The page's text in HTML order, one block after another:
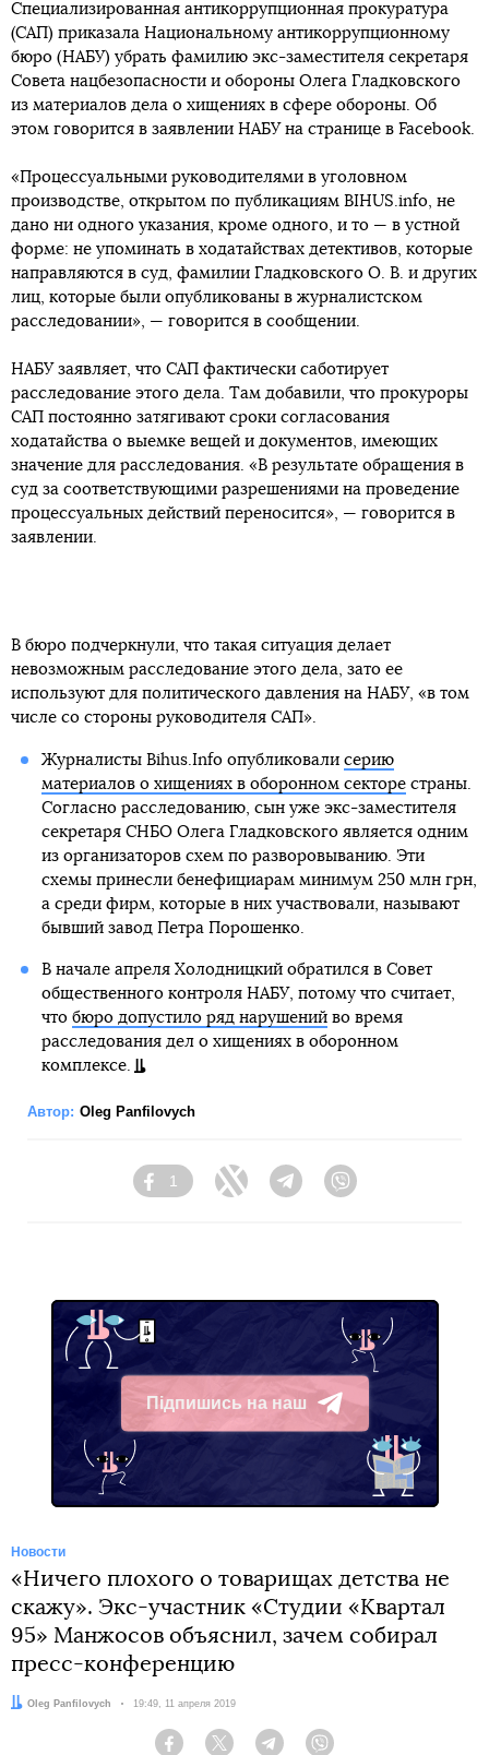
Специализированная антикоррупционная прокуратура
(САП) приказала Национальному антикоррупционному
бюро (НАБУ) убрать фамилию экс-заместителя секретаря
Совета нацбезопасности и обороны Олега Гладковского
из материалов дела о хищениях в сфере обороны. Об
этом говорится в заявлении НАБУ на странице в Facebook.
«Процессуальными руководителями в уголовном
производстве, открытом по публикациям BIHUS.info, не
дано ни одного указания, кроме одного, и то — в устной
форме: не упоминать в ходатайствах детективов, которые
направляются в суд, фамилии Гладковского О. В. и других
лиц, которые были опубликованы в журналистском
расследовании», — говорится в сообщении.
НАБУ заявляет, что САП фактически саботирует
расследование этого дела. Там добавили, что прокуроры
САП постоянно затягивают сроки согласования
ходатайства о выемке вещей и документов, имеющих
значение для расследования. «В результате обращения в
суд за соответствующими разрешениями на проведение
процессуальных действий переносится», — говорится в
заявлении.
В бюро подчеркнули, что такая ситуация делает
невозможным расследование этого дела, зато ее
используют для политического давления на НАБУ, «в том
числе со стороны руководителя САП».
Журналисты Bihus.Info опубликовали серию
материалов о хищениях в оборонном секторестраны.
Согласно расследованию, сын уже экс-заместителя
секретаря СНБО Олега Гладковского является одним
из организаторов схем по разворовыванию. Эти
схемы принесли бенефициарам минимум 250 млн грн,
а среди фирм, которые в них участвовали, называют
бывший завод Петра Порошенко.
В начале апреля Холодницкий обратился в Совет
общественного контроля НАБУ, потому что считает,
что бюро допустило ряд нарушенийво время
расследования дел о хищениях в оборонном
комплексе.
Автор: Oleg Panfilovych
Facebook
1
Twitter TelegramViber
Підпишись на наш
Telegram
Новости
«Ничего плохого о товарищах детства не
скажу». Экс-участник «Студии «Квартал
95» Манжосов объяснил, зачем собирал
пресс-конференцию
Автор:
Oleg Panfilovych Дата:
19:49, 11 апреля 2019
Facebook Twitter Telegram